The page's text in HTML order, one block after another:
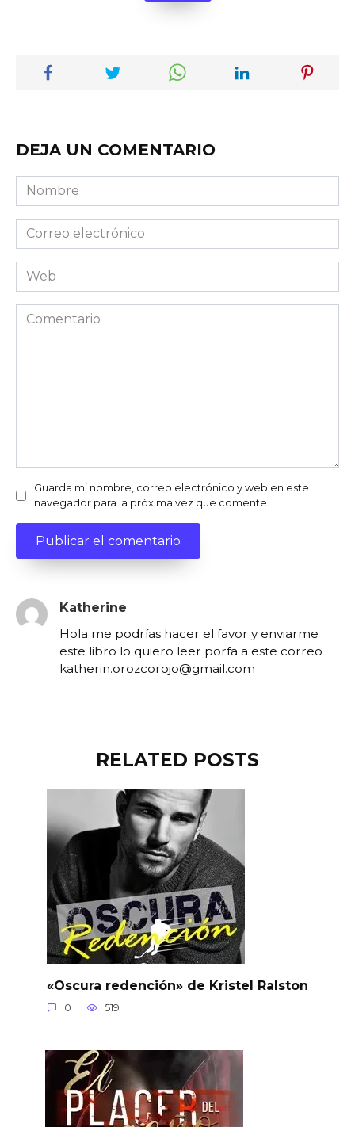
DEJA UN COMENTARIO
Nombre
Correo
electrónico
Web
Comentario
Guarda mi nombre, correo electrónico y web en este
navegador para la próxima vez que comente.
Katherine
Hola me podrías hacer el favor y enviarme
este libro lo quiero leer porfa a este correo
katherin.orozcorojo@gmail.com
RELATED POSTS
«Oscura redención» de Kristel Ralston
0 519